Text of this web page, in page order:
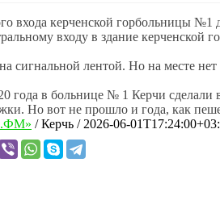
входу в здание
сигнальной лентой. Но на месте
года в больнице № 1 Керчи
Но вот не прошло и года, как
/Керчь / 2026-06-